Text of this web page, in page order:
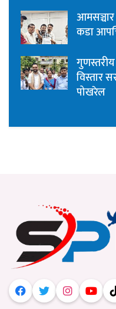
कडा
विस्तार
पोखरेल